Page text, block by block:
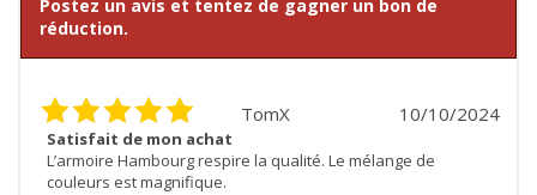
Postez un avis et tentez de gagner un bon de
réduction.
10/10/2024
TomX
Satisfait de mon achat
L’armoire Hambourg respire la qualité. Le mélange de
couleurs est magnifique.